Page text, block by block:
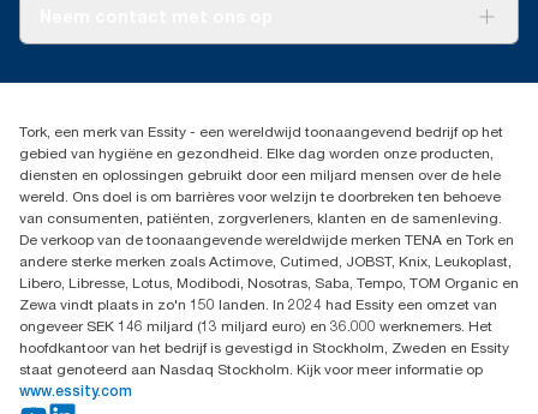
Dispenserklacht
02 766 05 30
Essity Belgium NV
Berkenlaan 8B
1831 MACHELEN
Tork, een merk van Essity - een wereldwijd toonaangevend bedrijf op het
gebied van hygiëne en gezondheid. Elke dag worden onze producten,
diensten en oplossingen gebruikt door een miljard mensen over de hele
wereld. Ons doel is om barrières voor welzijn te doorbreken ten behoeve
van consumenten, patiënten, zorgverleners, klanten en de samenleving.
De verkoop van de toonaangevende wereldwijde merken TENA en Tork en
andere sterke merken zoals Actimove, Cutimed, JOBST, Knix, Leukoplast,
Libero, Libresse, Lotus, Modibodi, Nosotras, Saba, Tempo, TOM Organic en
Zewa vindt plaats in zo'n 150 landen. In 2024 had Essity een omzet van
ongeveer SEK 146 miljard (13 miljard euro) en 36.000 werknemers. Het
hoofdkantoor van het bedrijf is gevestigd in Stockholm, Zweden en Essity
staat genoteerd aan Nasdaq Stockholm. Kijk voor meer informatie op
www.essity.com